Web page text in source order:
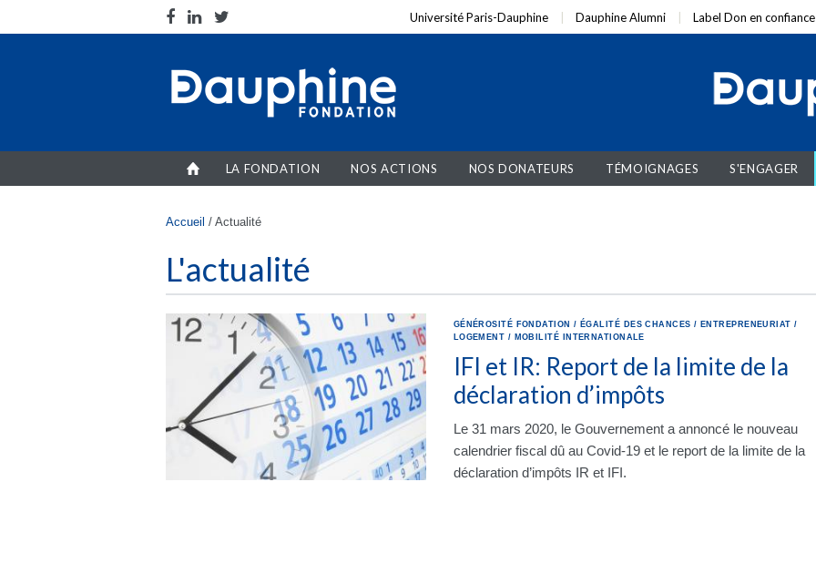
Université Paris-Dauphine Dauphine Alumni Label Don en confiance
LA FONDATION NOS ACTIONS NOS DONATEURS TÉMOIGNAGES S'ENGAGER
Vous êtes ici
Accueil / Actualité
L'actualité
GÉNÉROSITÉ FONDATION / ÉGALITÉ DES CHANCES / ENTREPRENEURIAT /
LOGEMENT / MOBILITÉ INTERNATIONALE
IFI et IR: Report de la limite de la
déclaration d’impôts
Le 31 mars 2020, le Gouvernement a annoncé le nouveau
calendrier fiscal dû au Covid-19 et le report de la limite de la
déclaration d’impôts IR et IFI.